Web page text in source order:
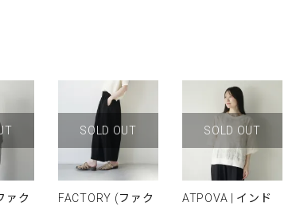
ァク
SOLD OUT
FACTORY (ファク
SOLD OUT
ATPOVA | インド